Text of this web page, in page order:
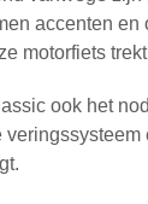
accenten
motorfiets
ook het